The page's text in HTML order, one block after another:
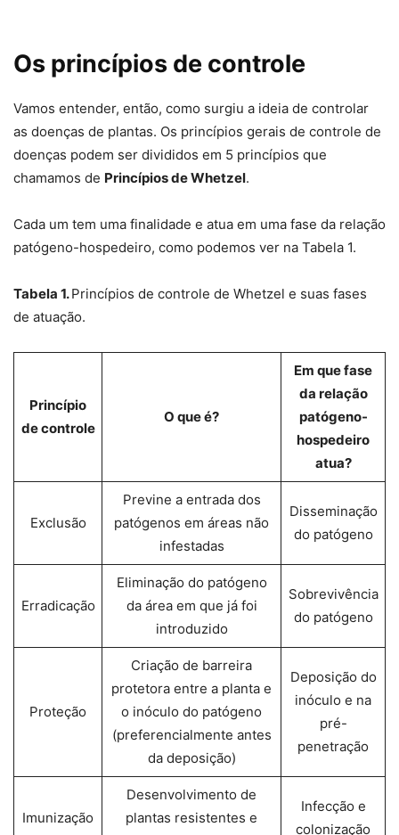
Os princípios de controle
Vamos entender, então, como surgiu a ideia de controlar
as doenças de plantas. Os princípios gerais de controle de
doenças podem ser divididos em 5 princípios que
chamamos de Princípios de Whetzel.
Cada um tem uma finalidade e atua em uma fase da relação
patógeno-hospedeiro, como podemos ver na Tabela 1.
Tabela 1.Princípios de controle de Whetzel e suas fases
de atuação.
Princípio
de controle
O que é?
Em que fase
da relação
patógeno-
hospedeiro
atua?
Exclusão
Previne a entrada dos
patógenos em áreas não
infestadas
Disseminação
do patógeno
Erradicação
Eliminação do patógeno
da área em que já foi
introduzido
Sobrevivência
do patógeno
Proteção
Criação de barreira
protetora entre a planta e
o inóculo do patógeno
(preferencialmente antes
da deposição)
Deposição do
inóculo e na
pré-
penetração
Imunização
Desenvolvimento de
plantas resistentes e
Infecção e
colonização